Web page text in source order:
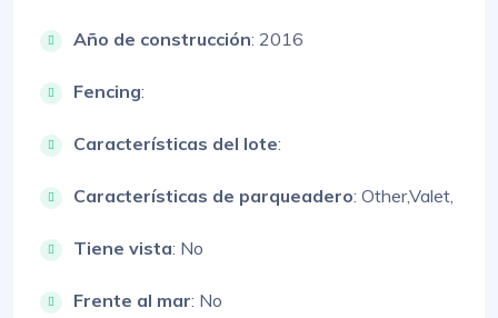
Año de construcción: 2016
Fencing:
Características del lote:
Características de parqueadero: Other,Valet,
Tiene vista: No
Frente al mar: No